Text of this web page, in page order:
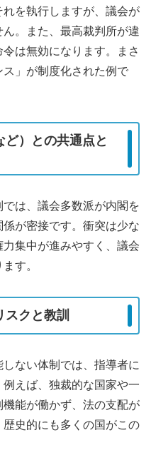
を執行しますが、議会が
。また、最高裁判所が違
は無効になります。まさ
」が制度化された例で
）との共通点と
は、議会多数派が内閣を
が密接です。衝突は少な
集中が進みやすく、議会
す。
スクと教訓
ない体制では、指導者に
えば、独裁的な国家や一
能が働かず、法の支配が
史的にも多くの国がこの